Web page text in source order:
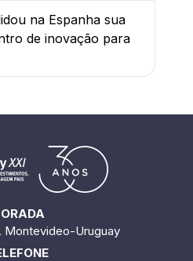
na Espanha sua
de inovação para
Montevideo-Uruguay